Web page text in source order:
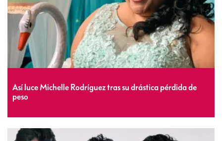
Así luce Michelle Rodríguez tras su drástica pérdida de
peso